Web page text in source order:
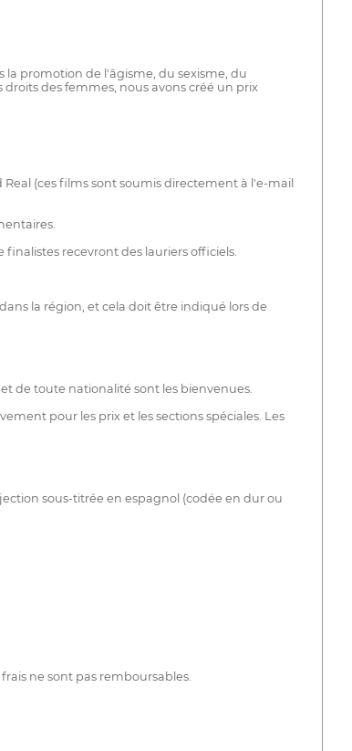
la promotion de l'âgisme, du sexisme, du
des femmes, nous avons créé un prix
(ces films sont soumis directement à l'e-mail
recevront des lauriers officiels.
la région, et cela doit être indiqué lors de
de toute nationalité sont les bienvenues.
pour les prix et les sections spéciales. Les
sous-titrée en espagnol (codée en dur ou
ne sont pas remboursables.